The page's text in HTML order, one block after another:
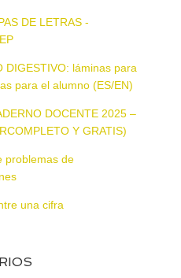
DE LETRAS -
DIGESTIVO: láminas para
para el alumno (ES/EN)
DOCENTE 2025 –
Y GRATIS)
problemas de
una cifra